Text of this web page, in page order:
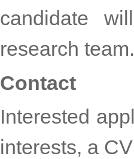
candidate
research team.
Contact
Interested
interests, a